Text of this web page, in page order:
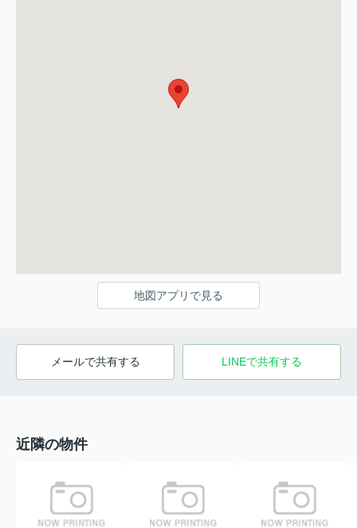
地図アプリで見る
メールで共有する LINEで共有する
近隣の物件